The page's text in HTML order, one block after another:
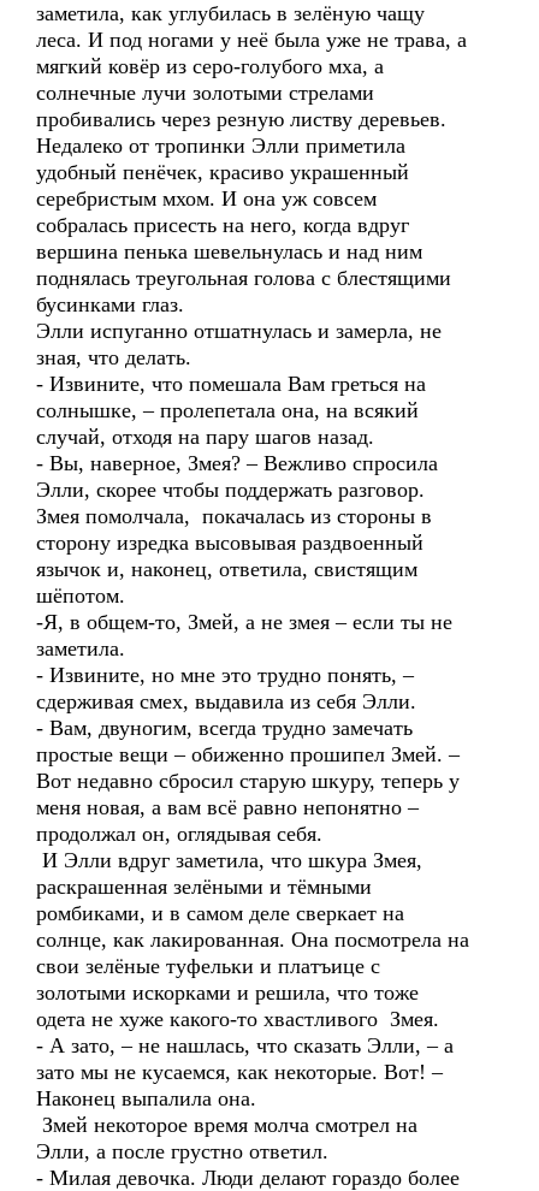
заметила, как углубилась в зелёную чащу
леса. И под ногами у неё была уже не трава, а
мягкий ковёр из серо-голубого мха, а
солнечные лучи золотыми стрелами
пробивались через резную листву деревьев.
Недалеко от тропинки Элли приметила
удобный пенёчек, красиво украшенный
серебристым мхом. И она уж совсем
собралась присесть на него, когда вдруг
вершина пенька шевельнулась и над ним
поднялась треугольная голова с блестящими
бусинками глаз.
Элли испуганно отшатнулась и замерла, не
зная, что делать.
- Извините, что помешала Вам греться на
солнышке, – пролепетала она, на всякий
случай, отходя на пару шагов назад.
- Вы, наверное, Змея? – Вежливо спросила
Элли, скорее чтобы поддержать разговор.
Змея помолчала, покачалась из стороны в
сторону изредка высовывая раздвоенный
язычок и, наконец, ответила, свистящим
шёпотом.
-Я, в общем-то, Змей, а не змея – если ты не
заметила.
- Извините, но мне это трудно понять, –
сдерживая смех, выдавила из себя Элли.
- Вам, двуногим, всегда трудно замечать
простые вещи – обиженно прошипел Змей. –
Вот недавно сбросил старую шкуру, теперь у
меня новая, а вам всё равно непонятно –
продолжал он, оглядывая себя.
И Элли вдруг заметила, что шкура Змея,
раскрашенная зелёными и тёмными
ромбиками, и в самом деле сверкает на
солнце, как лакированная. Она посмотрела на
свои зелёные туфельки и платъице с
золотыми искорками и решила, что тоже
одета не хуже какого-то хвастливого Змея.
- А зато, – не нашлась, что сказать Элли, – а
зато мы не кусаемся, как некоторые. Вот! –
Наконец выпалила она.
Змей некоторое время молча смотрел на
Элли, а после грустно ответил.
- Милая девочка. Люди делают гораздо более